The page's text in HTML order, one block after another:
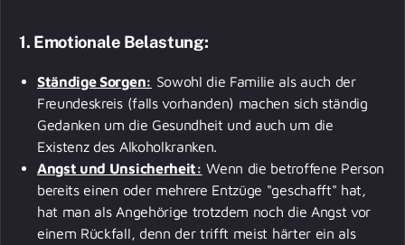
1. Emotionale Belastung:
Ständige Sorgen: Sowohl die Familie als auch der
Freundeskreis (falls vorhanden) machen sich ständig
Gedanken um die Gesundheit und auch um die
Existenz des Alkoholkranken.
Angst und Unsicherheit: Wenn die betroffene Person
bereits einen oder mehrere Entzüge "geschafft" hat,
hat man als Angehörige trotzdem noch die Angst vor
einem Rückfall, denn der trifft meist härter ein als